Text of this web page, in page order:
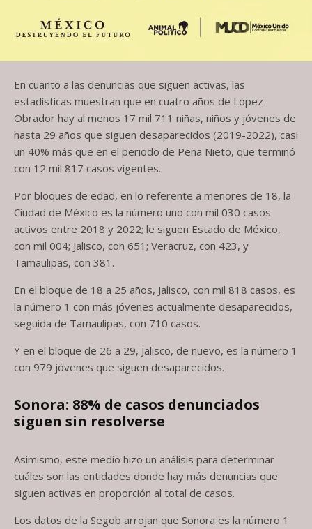
En cuanto a las denuncias que siguen activas, las
estadísticas muestran que en cuatro años de López
Obrador hay al menos 17 mil 711 niñas, niños y jóvenes de
hasta 29 años que siguen desaparecidos (2019-2022), casi
un 40% más que en el periodo de Peña Nieto, que terminó
con 12 mil 817 casos vigentes.
Por bloques de edad, en lo referente a menores de 18, la
Ciudad de México es la número uno con mil 030 casos
activos entre 2018 y 2022; le siguen Estado de México,
con mil 004; Jalisco, con 651; Veracruz, con 423, y
Tamaulipas, con 381.
En el bloque de 18 a 25 años, Jalisco, con mil 818 casos, es
la número 1 con más jóvenes actualmente desaparecidos,
seguida de Tamaulipas, con 710 casos.
Y en el bloque de 26 a 29, Jalisco, de nuevo, es la número 1
con 979 jóvenes que siguen desaparecidos.
Sonora: 88% de casos denunciados
siguen sin resolverse
Asimismo, este medio hizo un análisis para determinar
cuáles son las entidades donde hay más denuncias que
siguen activas en proporción al total de casos.
Los datos de la Segob arrojan que Sonora es la número 1